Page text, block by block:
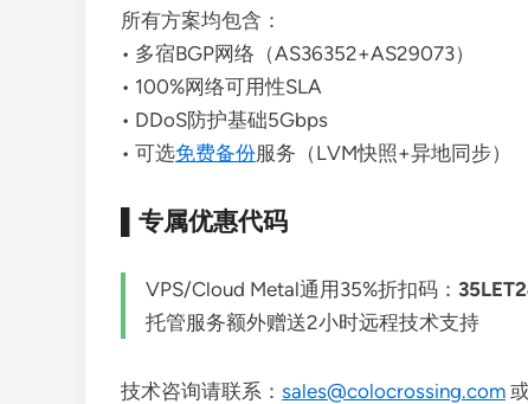
所有方案均包含：
• 多宿BGP网络（AS36352+AS29073）
• 100%网络可用性SLA
• DDoS防护基础5Gbps
• 可选免费备份服务（LVM快照+异地同步）
▌专属优惠代码
VPS/Cloud Metal通用35%折扣码：
托管服务额外赠送2小时远程技术支持
技术咨询请联系： sales@colocrossing.com